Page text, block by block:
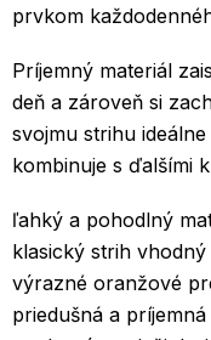
prvkom
Príjemný materiál
deň a zároveň si
svojmu strihu
kombinuje s ďalšími
ľahký a pohodlný
klasický strih
výrazné oranžové
priedušná a